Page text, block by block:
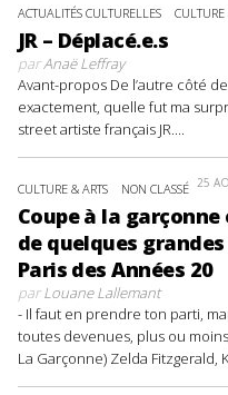
ACTUALITÉS CULTURELLES CULTURE
JR – Déplacé.e.s
parAnaë Leffray
Avant-propos De l’autre côté
exactement, quelle fut ma
street artiste français JR....
CULTURE & ARTS NON CLASSÉ 25
Coupe à la
de quelques
Paris des Années 20
parLouane Lallemant
- Il faut en prendre ton parti,
toutes devenues, plus ou
La Garçonne) Zelda Fitzgerald,